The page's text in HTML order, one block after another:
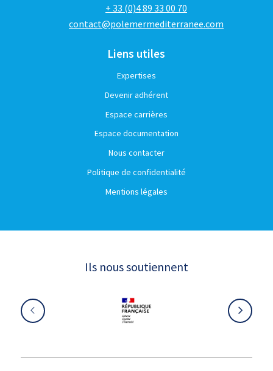
+ 33 (0)4 89 33 00 70
contact@polemermediterranee.com
Liens utiles
Expertises
Devenir adhérent
Espace carrières
Espace documentation
Nous contacter
Politique de confidentialité
Mentions légales
Ils nous soutiennent